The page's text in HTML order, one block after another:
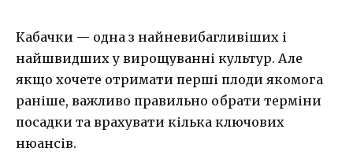
Кабачки — одна з найневибагливіших і
найшвидших у вирощуванні культур. Але
якщо хочете отримати перші плоди якомога
раніше, важливо правильно обрати терміни
посадки та врахувати кілька ключових
нюансів.